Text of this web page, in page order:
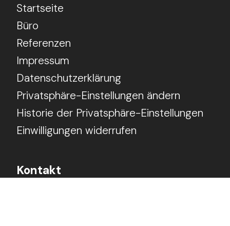
Startseite
Büro
Referenzen
Impressum
Datenschutzerklärung
Privatsphäre-Einstellungen ändern
Historie der Privatsphäre-Einstellungen
Einwilligungen widerrufen
Kontakt